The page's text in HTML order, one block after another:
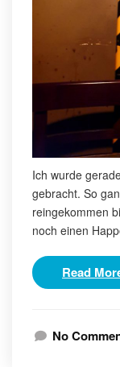
Ich wurde
gebracht. So
reingekommen
noch einen
Read
No